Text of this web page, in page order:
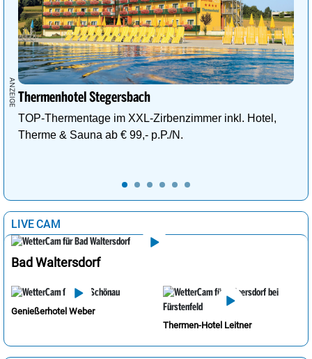
Thermenhotel Stegersbach
TOP-Thermentage im XXL-Zirbenzimmer inkl. Hotel,
Therme & Sauna ab € 99,- p.P./N.
LIVE CAM
Bad Waltersdorf
Genießerhotel Weber
Thermen-Hotel Leitner